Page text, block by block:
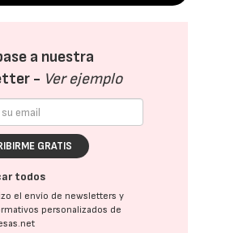
a nuestra
- Ver ejemplo
GRATIS
todos
el envío de newsletters y
personalizados de